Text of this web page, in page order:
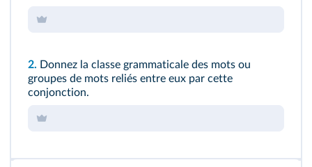
2. Donnez la classe grammaticale des mots ou
groupes de mots reliés entre eux par cette
conjonction.